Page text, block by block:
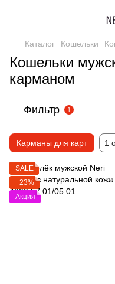
Каталог Кошельки
Кошельки
карманом
Фильтр 1
Карманы для карт 1
SALE
−23%
Акция